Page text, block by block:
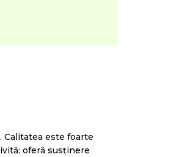
este foarte
oferă susținere